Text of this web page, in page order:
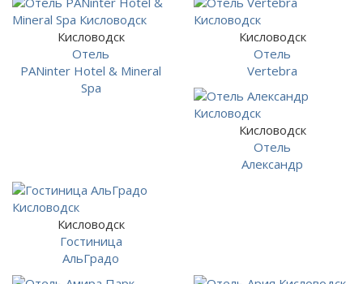
Кисловодск
Отель
PANinter Hotel & Mineral
Spa
Кисловодск
Отель
Vertebra
Кисловодск
Отель
Александр
Кисловодск
Гостиница
АльГрадо